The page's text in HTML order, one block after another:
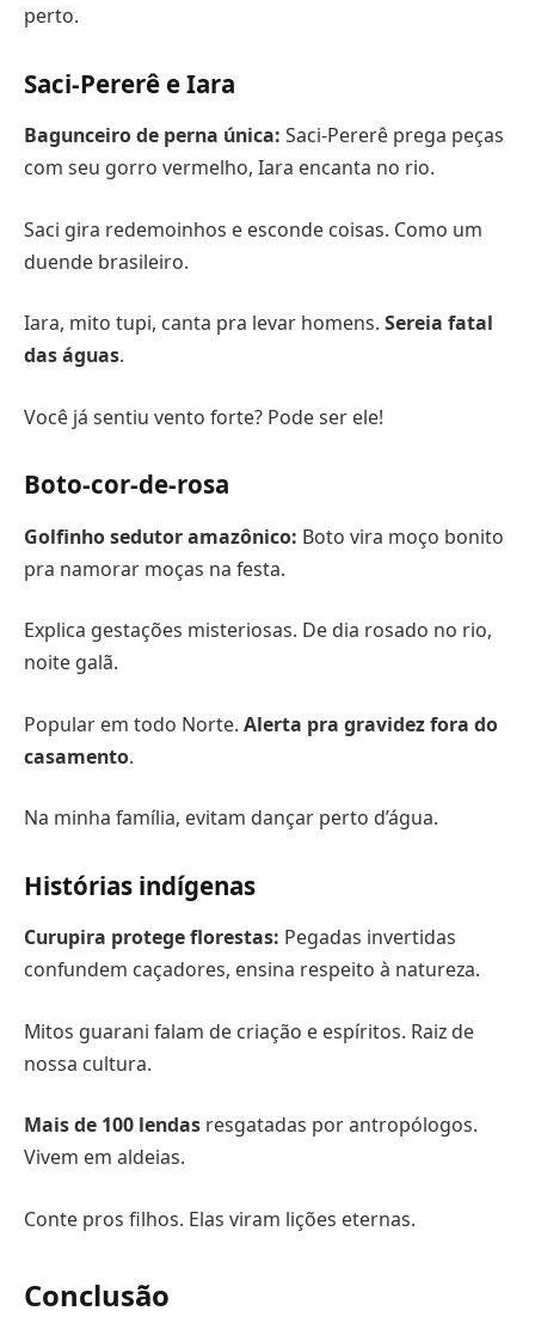
perto.
Saci-Pererê e Iara
Bagunceiro de perna única: Saci-Pererê prega peças
com seu gorro vermelho, Iara encanta no rio.
Saci gira redemoinhos e esconde coisas. Como um
duende brasileiro.
Iara, mito tupi, canta pra levar homens. Sereia fatal
das águas.
Você já sentiu vento forte? Pode ser ele!
Boto-cor-de-rosa
Golfinho sedutor amazônico: Boto vira moço bonito
pra namorar moças na festa.
Explica gestações misteriosas. De dia rosado no rio,
noite galã.
Popular em todo Norte. Alerta pra gravidez fora do
casamento.
Na minha família, evitam dançar perto d’água.
Histórias indígenas
Curupira protege florestas: Pegadas invertidas
confundem caçadores, ensina respeito à natureza.
Mitos guarani falam de criação e espíritos. Raiz de
nossa cultura.
Mais de 100 lendas resgatadas por antropólogos.
Vivem em aldeias.
Conte pros filhos. Elas viram lições eternas.
Conclusão